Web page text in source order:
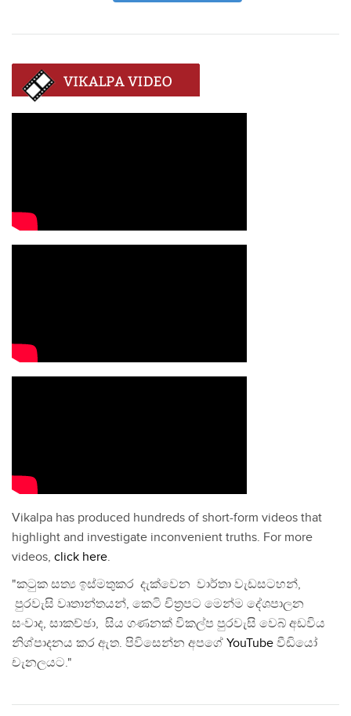
Vikalpa has produced hundreds of short-form videos that
highlight and investigate inconvenient truths. For more
videos, click here.
"කටුක සත්‍ය ඉස්මතුකර දැක්වෙන වාර්තා වැඩසටහන්,
පුරවැසි වෘතාන්තයන්, කෙටි චිත්‍රපට මෙන්ම දේශපාලන
සංවාද, සාකච්ඡා, සිය ගණනක් විකල්ප පුරවැසි වෙබ් අඩවිය
නිශ්පාදනය කර ඇත. පිවිසෙන්න අපගේ YouTube වීඩියෝ
චැනලයට."